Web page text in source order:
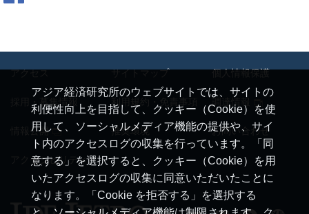
アジア経済研究所のウェブサイトでは、サイトの
利便性向上を目指して、クッキー（Cookie）を使
用して、ソーシャルメディア機能の提供や、サイ
ト内のアクセスログの収集を行っています。「同
意する」を選択すると、クッキー（Cookie）を用
いたアクセスログの収集に同意いただいたことに
なります。「Cookie を拒否する」を選択する
アクセス サイトマップ 個人情報保護
採用・募集情報 利用規約・免責事項
情報公開 推奨環境 お問い合わせ
アクセシビリティ